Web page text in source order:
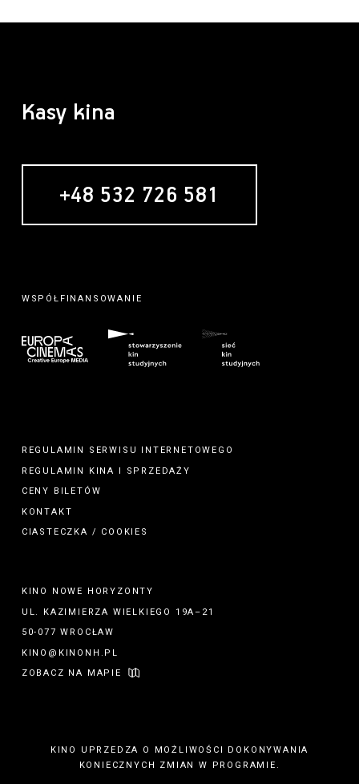
Kasy kina
+48 532 726 581
WSPÓŁFINANSOWANIE
REGULAMIN SERWISU INTERNETOWEGO
REGULAMIN KINA I
SPRZEDAŻY
CENY BILETÓW
KONTAKT
CIASTECZKA / COOKIES
KINO NOWE HORYZONTY
UL. KAZIMIERZA WIELKIEGO 19A–21
50-077 WROCŁAW
KINO@KINONH.PL
ZOBACZ NA MAPIE
KINO UPRZEDZA O MOŻLIWOŚCI DOKONYWANIA
KONIECZNYCH ZMIAN W PROGRAMIE.